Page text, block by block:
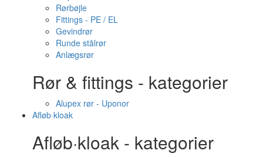
Rørbøjle
Fittings - PE / EL
Gevindrør
Runde stålrør
Anlægsrør
Rør & fittings - kategorier
Alupex rør - Uponor
Afløb·kloak
Afløb·kloak - kategorier